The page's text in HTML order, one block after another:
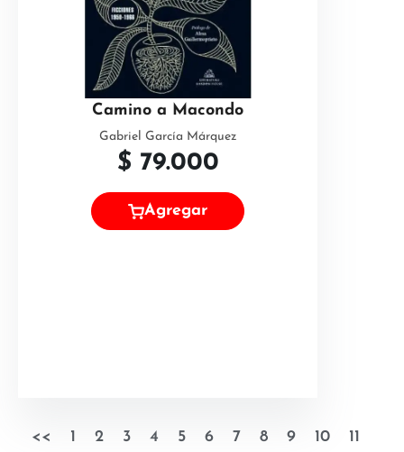
Camino a Macondo
Gabriel García Márquez
$ 79.000
Agregar
<< 1 2 3 4 5 6 7 8 9 10
11